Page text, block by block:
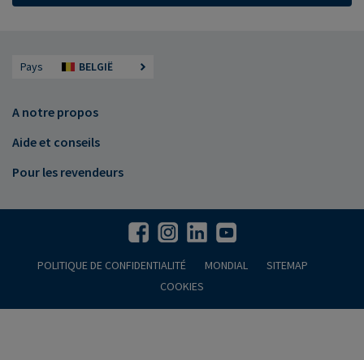
Pays BELGIË
A notre propos
Aide et conseils
Pour les revendeurs
POLITIQUE DE CONFIDENTIALITÉ MONDIAL
SITEMAP
COOKIES